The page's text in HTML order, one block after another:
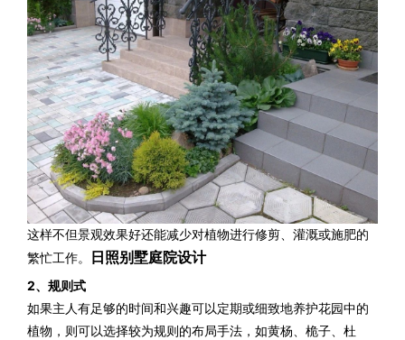
这样不但景观效果好还能减少对植物进行修剪、灌溉或施肥的
繁忙工作。
日照别墅庭院设计
2、规则式
如果主人有足够的时间和兴趣可以定期或细致地养护花园中的
植物，则可以选择较为规则的布局手法，如黄杨 、桅子、杜